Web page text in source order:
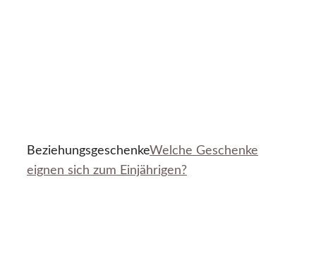
BeziehungsgeschenkeWelche Geschenke
eignen sich zum Einjährigen?